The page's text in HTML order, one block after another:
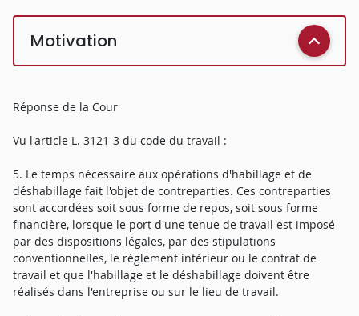
Motivation
Réponse de la Cour
Vu l'article L. 3121-3 du code du travail :
5. Le temps nécessaire aux opérations d'habillage et de
déshabillage fait l'objet de contreparties. Ces contreparties
sont accordées soit sous forme de repos, soit sous forme
financière, lorsque le port d'une tenue de travail est imposé
par des dispositions légales, par des stipulations
conventionnelles, le règlement intérieur ou le contrat de
travail et que l'habillage et le déshabillage doivent être
réalisés dans l'entreprise ou sur le lieu de travail.